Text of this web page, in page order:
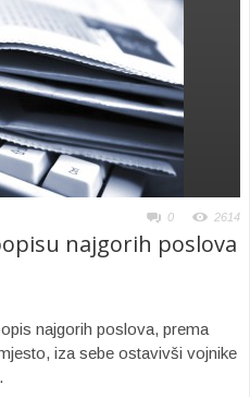
0 2614
najgorih poslova
najgorih poslova, prema
iza sebe ostavivši vojnike